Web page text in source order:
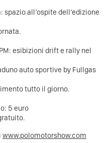
spazio all’ospite dell’edizione
esibizioni drift e rally nel
auto sportive by Fullgas
tutto il giorno.
5 euro
www.polomotorshow.com